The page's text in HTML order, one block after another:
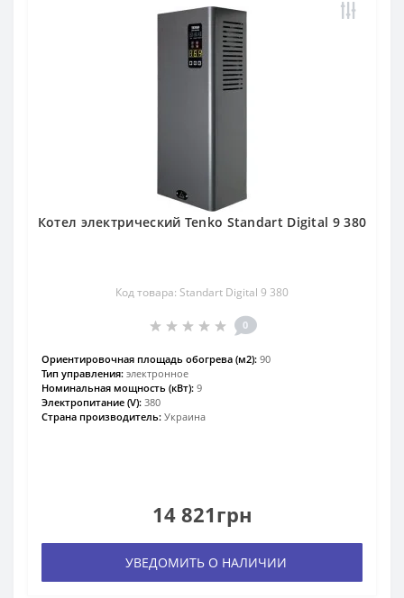
Котел электрический Tenko Standart Digital 9 380
Код товара: Standart Digital 9 380
0
Ориентировочная площадь обогрева (м2): 90
Тип управления: электронное
Номинальная мощность (кВт): 9
Электропитание (V): 380
Страна производитель: Украина
14 821грн
УВЕДОМИТЬ О НАЛИЧИИ